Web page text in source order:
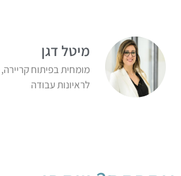
מיטל דגן
מומחית בפיתוח קריירה,
לראיונות עבודה